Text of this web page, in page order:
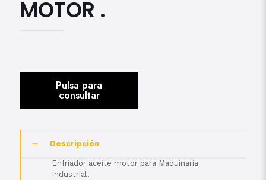
MOTOR .
Descripción
Enfriador aceite motor para Maquinaria
Industrial.